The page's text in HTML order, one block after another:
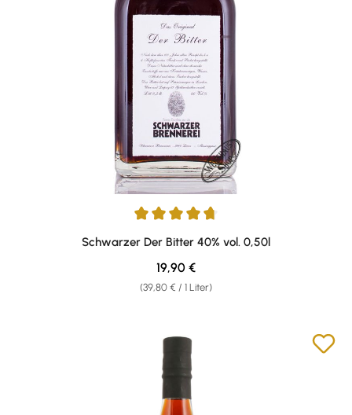
Durchschnittliche Bewertung von 4.87 von 5 Sternen
Schwarzer Der Bitter 40% vol. 0,50l
(39,80 € / 1 Liter)
Regulärer Preis:
19,90 €